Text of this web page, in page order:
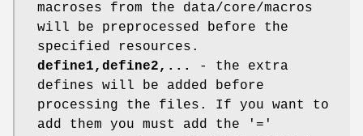
macroses from the data/core/macros
will be preprocessed before the
specified resources.
define1,define2,...
- the extra
defines will be added before
processing the files. If you want to
add them you must add the '='